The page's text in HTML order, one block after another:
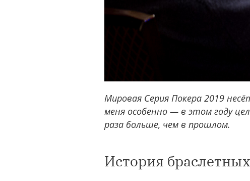
Мировая Серия Покера 2019
меня особенно — в этом году
раза больше, чем в прошлом.
История